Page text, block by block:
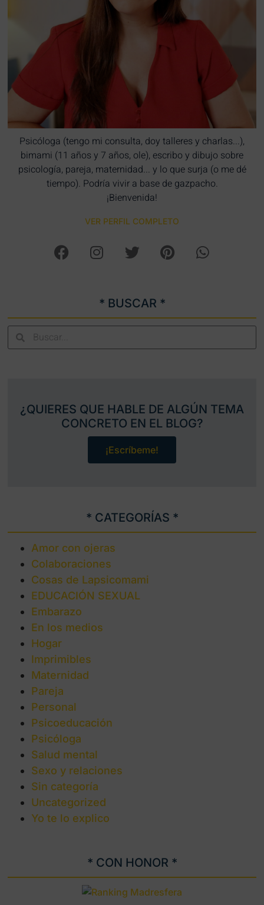
Psicóloga (tengo mi consulta, doy talleres y charlas...),
bimami (11 años y 7 años, ole), escribo y dibujo sobre
psicología, pareja, maternidad... y lo que surja (o me dé
tiempo). Podría vivir a base de gazpacho.
¡Bienvenida!
VER PERFIL COMPLETO
* BUSCAR *
¿QUIERES QUE HABLE DE ALGÚN TEMA
CONCRETO EN EL BLOG?
¡Escríbeme!
* CATEGORÍAS *
Amor con ojeras
Colaboraciones
Cosas de Lapsicomami
EDUCACIÓN SEXUAL
Embarazo
En los medios
Hogar
Imprimibles
Maternidad
Pareja
Personal
Psicoeducación
Psicóloga
Salud mental
Sexo y relaciones
Sin categoría
Uncategorized
Yo te lo explico
* CON HONOR *